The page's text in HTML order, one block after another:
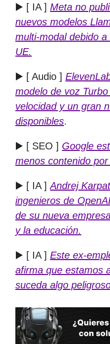
▶️ [ IA ] Meta no
nuevos modelos
multi-modal debido
UE.
▶️ [ Audio ]
modelo de voz
velocidad y un gran
disponibles.
▶️ [ SEO ] Google
menos contenido
▶️ [ IA ]Andrej
ingenieros de
de su nueva
y la educación.
▶️ [ IA ] Este ex-
afirma que estamos
suceda algo